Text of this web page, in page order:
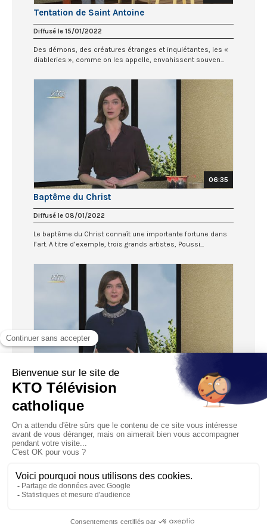
Tentation de Saint Antoine
Diffusé le 15/01/2022
Des démons, des créatures étranges et inquiétantes, les «
diableries », comme on les appelle, envahissent souven...
06:35
Baptême du Christ
Diffusé le 08/01/2022
Le baptême du Christ connaît une importante fortune dans
l’art. A titre d’exemple, trois grands artistes, Poussi...
Fuite en Egypte
Diffusé le 01/01/2022
marche devant avec un bâton de voyageur. C’est la...